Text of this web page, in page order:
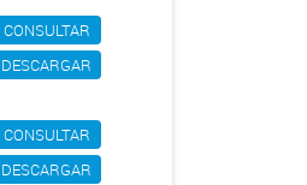
CONSULTAR
DESCARGAR
CONSULTAR
DESCARGAR